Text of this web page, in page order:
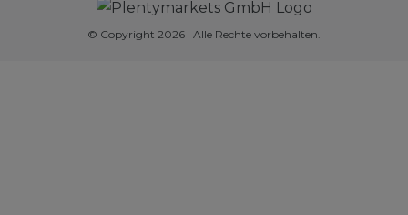
© Copyright 2026 | Alle Rechte vorbehalten.